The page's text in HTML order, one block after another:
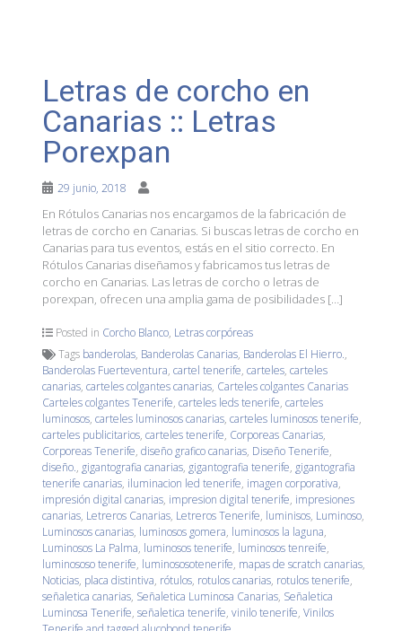
Letras de corcho en
Canarias :: Letras
Porexpan
29 junio, 2018
En Rótulos Canarias nos encargamos de la fabricación de
letras de corcho en Canarias. Si buscas letras de corcho en
Canarias para tus eventos, estás en el sitio correcto. En
Rótulos Canarias diseñamos y fabricamos tus letras de
corcho en Canarias. Las letras de corcho o letras de
porexpan, ofrecen una amplia gama de posibilidades […]
Posted in Corcho Blanco, Letras corpóreas
Tags banderolas, Banderolas Canarias, Banderolas El Hierro.,
Banderolas Fuerteventura,cartel tenerife,carteles,carteles
canarias,carteles colgantes canarias, Carteles colgantes Canarias
Carteles colgantes Tenerife,carteles leds tenerife,carteles
luminosos,carteles luminosos canarias,carteles luminosos tenerife,
carteles publicitarios,carteles tenerife, Corporeas Canarias,
Corporeas Tenerife,diseño grafico canarias, Diseño Tenerife,
diseño., gigantografia canarias, gigantografia tenerife, gigantografia
tenerife canarias, iluminacion led tenerife, imagen corporativa,
impresión digital canarias, impresion digital tenerife, impresiones
canarias, Letreros Canarias, Letreros Tenerife, luminisos, Luminoso,
Luminosos canarias, luminosos gomera, luminosos la laguna,
Luminosos La Palma, luminosos tenerife, luminosos tenreife,
luminososo tenerife, luminososotenerife, mapas de scratch canarias,
Noticias, placa distintiva, rótulos, rotulos canarias, rotulos tenerife,
señaletica canarias, Señaletica Luminosa Canarias, Señaletica
Luminosa Tenerife,señaletica tenerife,vinilo tenerife,Vinilos